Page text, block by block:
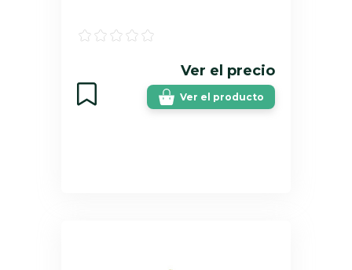
Ver el precio
Ver el producto